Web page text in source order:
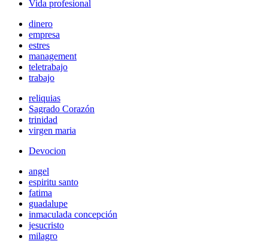
Vida profesional
dinero
empresa
estres
management
teletrabajo
trabajo
reliquias
Sagrado Corazón
trinidad
virgen maria
Devocion
angel
espiritu santo
fatima
guadalupe
inmaculada concepción
jesucristo
milagro